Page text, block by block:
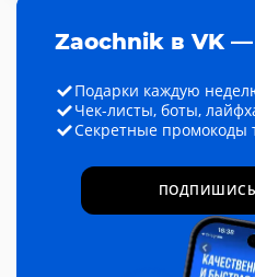
Zaochnik в VK —
Подарки каждую
Чек-листы, боты,
Секретные промокоды
ПОДПИШИСЬ